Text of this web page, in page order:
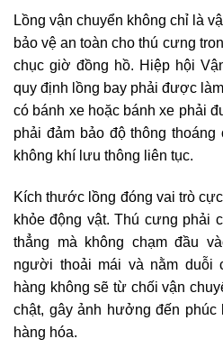
Lồng vận chuyển không chỉ là
bảo vệ an toàn cho thú cưng
chục giờ đồng hồ. Hiệp hội
quy định lồng bay phải được
có bánh xe hoặc bánh xe phải
phải đảm bảo độ thông
không khí lưu thông liên tục.
Kích thước lồng đóng vai trò
khỏe động vật. Thú cưng phải
thẳng mà không chạm đầu
người thoải mái và nằm duỗi
hàng không sẽ từ chối vận
chật, gây ảnh hưởng đến phúc
hàng hóa.